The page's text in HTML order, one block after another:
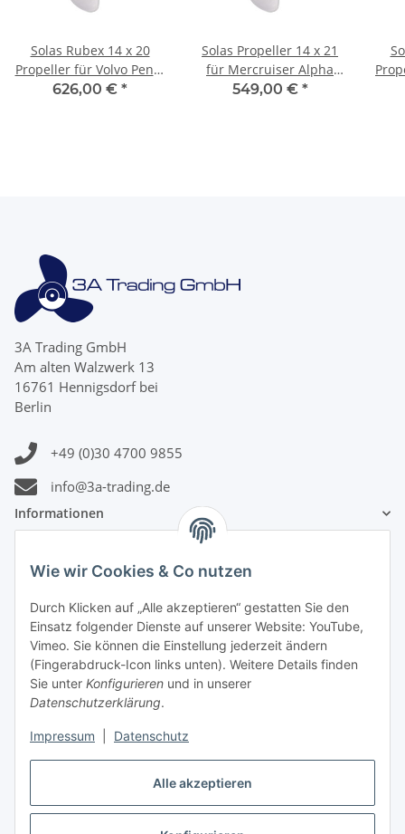
Alle akzeptieren
Wie wir Cookies & Co nutzen
Durch Klicken auf „Alle akzeptieren“ gestatten Sie den
Einsatz folgender Dienste auf unserer Website: YouTube,
Vimeo. Sie können die Einstellung jederzeit ändern
(Fingerabdruck-Icon links unten). Weitere Details finden
Sie unter Konfigurieren und in unserer
Datenschutzerklärung.
Impressum Datenschutz
Solas Rubex 14 x 20
Propeller für Volvo Penta
SX 4 Blatt 19 Zähne
626,00 € *
Solas Propeller 14 x 21
für Mercruiser Alpha
One & Bravo 1 I 4 Blatt
549,00 € *
3A Trading GmbH
Am alten Walzwerk 13
16761 Hennigsdorf bei
Berlin
+49 (0)30 4700 9855
info@3a-trading.de
Informationen
Gesetzliche Informationen
Zahlungsinformationen
Versandinformationen